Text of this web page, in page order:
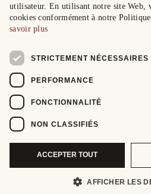
utilisateur. En utilisant notre site Web,
cookies conformément à notre
savoir plus
STRICTEMENT NÉCESSAIRES
PERFORMANCE
FONCTIONNALITÉ
NON CLASSIFIÉS
ACCEPTER TOUT
AFFICHER LES